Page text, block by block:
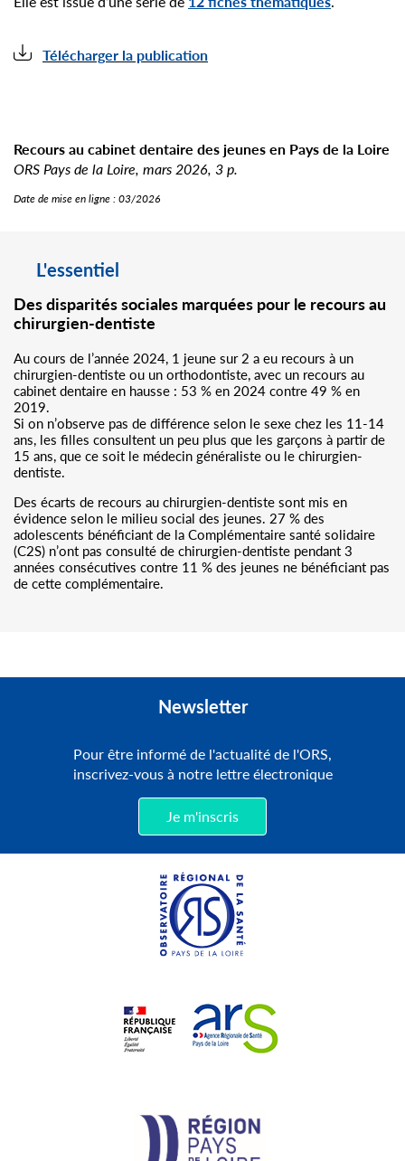
Télécharger la publication
Recours au cabinet dentaire des jeunes en Pays de la Loire
ORS Pays de la Loire, mars 2026, 3 p.
Date de mise en ligne :03/2026
L'essentiel
Des disparités sociales marquées pour le recours au
chirurgien-dentiste
Au cours de l’année 2024, 1 jeune sur 2 a eu recours à un
chirurgien-dentiste ou un orthodontiste, avec un recours au
cabinet dentaire en hausse : 53 % en 2024 contre 49 % en
2019.
Si on n’observe pas de différence selon le sexe chez les 11-14
ans, les filles consultent un peu plus que les garçons à partir de
15 ans, que ce soit le médecin généraliste ou le chirurgien-
dentiste.
Des écarts de recours au chirurgien-dentiste sont mis en
évidence selon le milieu social des jeunes. 27 % des
adolescents bénéficiant de la Complémentaire santé solidaire
(C2S) n’ont pas consulté de chirurgien-dentiste pendant 3
années consécutives contre 11 % des jeunes ne bénéficiant pas
de cette complémentaire.
Newsletter
Pour être informé de l'actualité de l'ORS,
inscrivez-vous à notre lettre électronique
Je m'inscris